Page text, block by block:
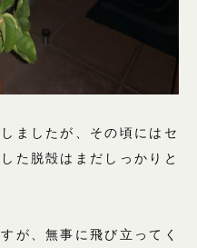
ましたが、その頃にはセ
た脱殻はまだしっかりと
が、無事に飛び立ってく